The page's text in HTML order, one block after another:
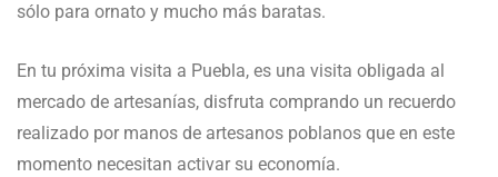
sólo para ornato y mucho más baratas.
En tu próxima visita a Puebla, es una visita obligada al
mercado de artesanías, disfruta comprando un recuerdo
realizado por manos de artesanos poblanos que en este
momento necesitan activar su economía.